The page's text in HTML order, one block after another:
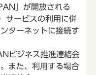
」が開放される
サービスの利用に併
ターネットに接続す
ビジネス推進連絡会
また、利用する場合